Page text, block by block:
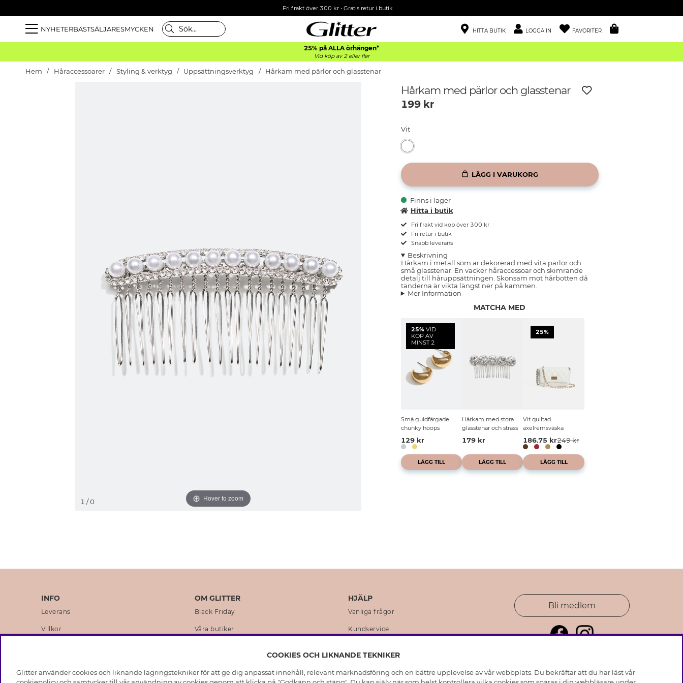
Fri frakt över 300 kr• Gratis retur i butik
NYHETERBÄSTSÄLJARESMYCKEN HITTA BUTIK LOGGA IN FAVORITER
25% på ALLA örhängen*
Vid köp av 2 eller fler
Hem Håraccessoarer Styling & verktyg Uppsättningsverktyg Hårkam med pärlor och glasstenar
Hover to zoom
1 / 0
Hårkam med pärlor och glasstenar
199kr
Vit
LÄGG I VARUKORG
Finns i lager
Hitta i butik
Fri frakt vid köp över 300 kr
Fri retur i butik
Snabb leverans
Beskrivning
Hårkam i metall som är dekorerad med vita pärlor och
små glasstenar. En vacker håraccessoar och skimrande
detalj till håruppsättningen. Skonsam mot hårbotten då
tänderna är vikta längst ner på kammen.
Mer Information
MATCHA MED
25%VID
KÖP AV
MINST 2
Små guldfärgade
chunky hoops
129 kr
LÄGG TILL
Hårkam med stora
glasstenar och strass
179 kr
LÄGG TILL
25%
Vit quiltad
axelremsväska
186.75 kr249 kr
LÄGG TILL
INFO
Leverans
Villkor
Medlemsvillkor
OM GLITTER
Black Friday
Våra butiker
Hållbarhet
HJÄLP
Vanliga frågor
Kundservice
Skötselråd skinnhandskar
Bli medlem
COOKIES OCH LIKNANDE TEKNIKER
Glitter använder cookies och liknande lagringstekniker för att ge dig anpassat innehåll, relevant marknadsföring och en bättre upplevelse av vår webbplats. Du bekräftar att du har läst vår